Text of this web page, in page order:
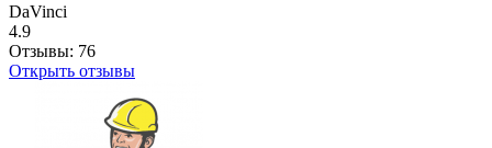
DaVinci
4.9
Отзывы: 76
Открыть отзывы